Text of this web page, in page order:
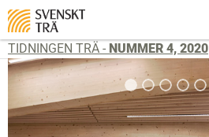
TIDNINGEN TRÄ - NUMMER 4, 2020